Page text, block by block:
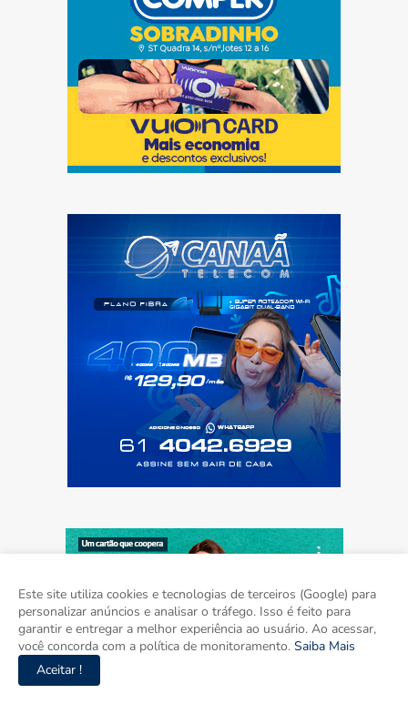
Este site utiliza cookies e tecnologias de terceiros (Google) para
personalizar anúncios e analisar o tráfego. Isso é feito para
garantir e entregar a melhor experiência ao usuário. Ao acessar,
você concorda com a política de monitoramento. Saiba Mais
Aceitar !